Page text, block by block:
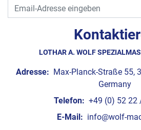
LOTHAR A. WOLF
Adresse: Max-Planck-Straße 55,
Germany
Telefon: +49 (0) 52 22
E-Mail: info@wolf-